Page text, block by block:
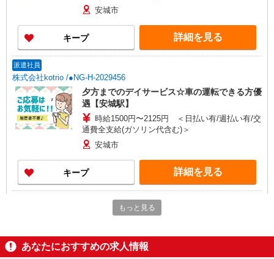
安城市
キープ 詳細を見る
派遣社員
株式会社kotrio /●NG-H-2029456
夕方までのデイサービス☆車の運転できる方優
遇【安城駅】
時給1500円〜2125円 ＜日払い有/週払い有/交
通費全支給(ガソリン代含む)＞
安城市
キープ 詳細を見る
株式会社kotrio /●NG-H-2031078
＊サ高住
時給1500円〜2125円 ＜日払い有/週払い有/交
もっと見る
あなたにおすすめの求人情報